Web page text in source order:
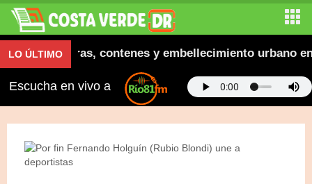
LO ÚLTIMOaceras, contenes y embellecimiento urbano en El
Escucha en vivo a